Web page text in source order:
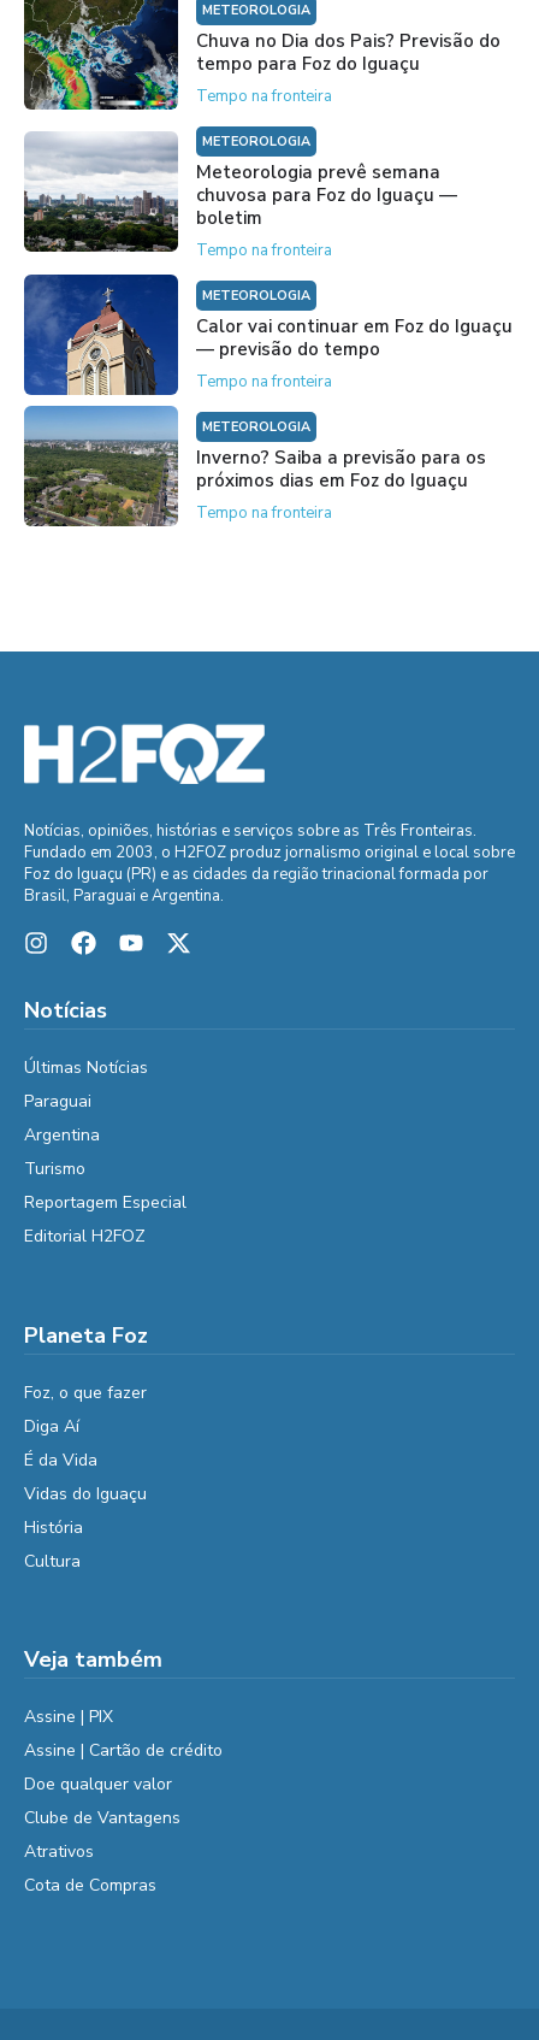
METEOROLOGIA
Chuva no Dia dos Pais? Previsão do
tempo para Foz do Iguaçu
Tempo na fronteira
METEOROLOGIA
Meteorologia prevê semana
chuvosa para Foz do Iguaçu —
boletim
Tempo na fronteira
METEOROLOGIA
Calor vai continuar em Foz do Iguaçu
— previsão do tempo
Tempo na fronteira
METEOROLOGIA
Inverno? Saiba a previsão para os
próximos dias em Foz do Iguaçu
Tempo na fronteira
Notícias, opiniões, histórias e serviços sobre as Três Fronteiras.
Fundado em 2003, o H2FOZ produz jornalismo original e local sobre
Foz do Iguaçu (PR) e as cidades da região trinacional formada por
Brasil, Paraguai e Argentina.
Notícias
Últimas Notícias
Paraguai
Argentina
Turismo
Reportagem Especial
Editorial H2FOZ
Planeta Foz
Foz, o que fazer
Diga Aí
É da Vida
Vidas do Iguaçu
História
Cultura
Veja também
Assine | PIX
Assine | Cartão de crédito
Doe qualquer valor
Clube de Vantagens
Atrativos
Cota de Compras